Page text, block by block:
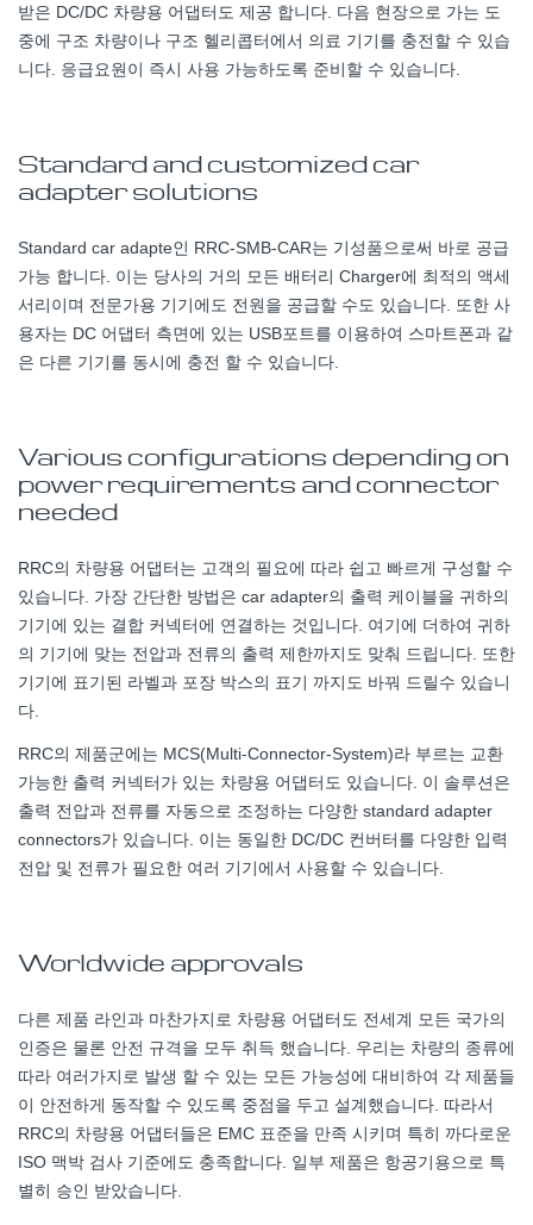
받은 DC/DC 차량용 어댑터도 제공 합니다. 다음 현장으로 가는 도
중에 구조 차량이나 구조 헬리콥터에서 의료 기기를 충전할 수 있습
니다. 응급요원이 즉시 사용 가능하도록 준비할 수 있습니다.
Standard and customized car
adapter solutions
Standard car adapte인 RRC-SMB-CAR는 기성품으로써 바로 공급
가능 합니다. 이는 당사의 거의 모든 배터리 Charger에 최적의 액세
서리이며 전문가용 기기에도 전원을 공급할 수도 있습니다. 또한 사
용자는 DC 어댑터 측면에 있는 USB포트를 이용하여 스마트폰과 같
은 다른 기기를 동시에 충전 할 수 있습니다.
Various configurations depending on
power requirements and connector
needed
RRC의 차량용 어댑터는 고객의 필요에 따라 쉽고 빠르게 구성할 수
있습니다. 가장 간단한 방법은 car adapter의 출력 케이블을 귀하의
기기에 있는 결합 커넥터에 연결하는 것입니다. 여기에 더하여 귀하
의 기기에 맞는 전압과 전류의 출력 제한까지도 맞춰 드립니다. 또한
기기에 표기된 라벨과 포장 박스의 표기 까지도 바꿔 드릴수 있습니
다.
RRC의 제품군에는 MCS(Multi-Connector-System)라 부르는 교환
가능한 출력 커넥터가 있는 차량용 어댑터도 있습니다. 이 솔루션은
출력 전압과 전류를 자동으로 조정하는 다양한 standard adapter
connectors가 있습니다. 이는 동일한 DC/DC 컨버터를 다양한 입력
전압 및 전류가 필요한 여러 기기에서 사용할 수 있습니다.
Worldwide approvals
다른 제품 라인과 마찬가지로 차량용 어댑터도 전세계 모든 국가의
인증은 물론 안전 규격을 모두 취득 했습니다. 우리는 차량의 종류에
따라 여러가지로 발생 할 수 있는 모든 가능성에 대비하여 각 제품들
이 안전하게 동작할 수 있도록 중점을 두고 설계했습니다. 따라서
RRC의 차량용 어댑터들은 EMC 표준을 만족 시키며 특히 까다로운
ISO 맥박 검사 기준에도 충족합니다. 일부 제품은 항공기용으로 특
별히 승인 받았습니다.